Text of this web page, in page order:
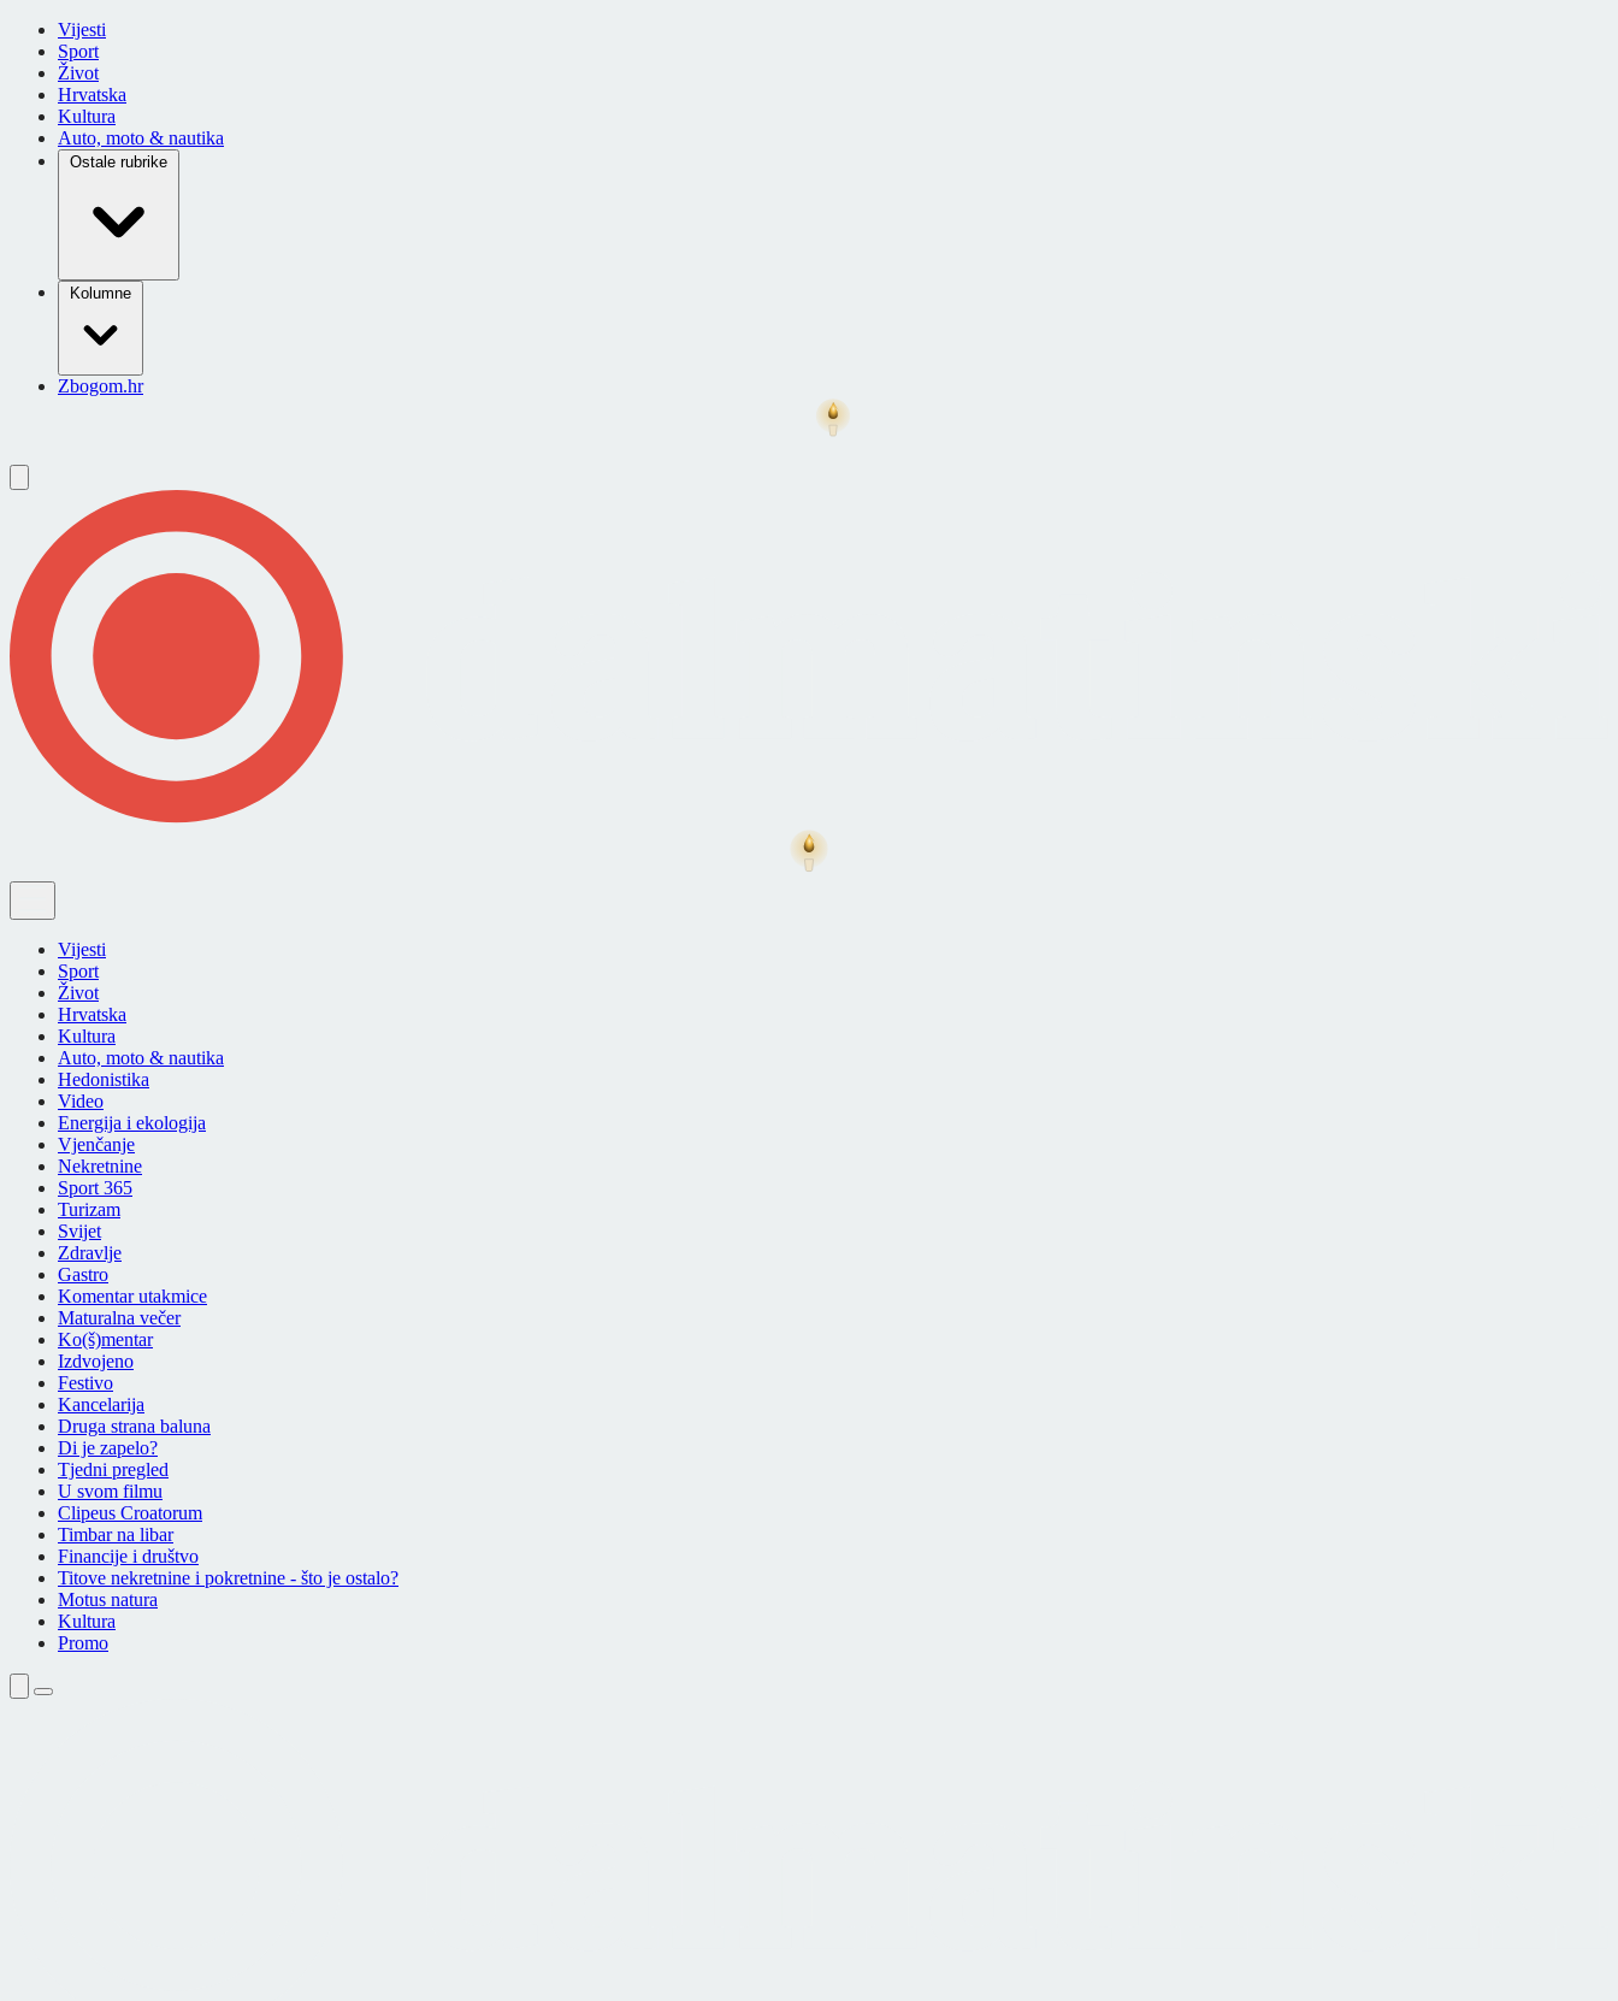
Vijesti
Sport
Život
Hrvatska
Kultura
Auto, moto & nautika
Ostale rubrike
Kolumne
Zbogom.hr
Vijesti
Sport
Život
Hrvatska
Kultura
Auto, moto & nautika
Hedonistika
Video
Energija i ekologija
Vjenčanje
Nekretnine
Sport 365
Turizam
Svijet
Zdravlje
Gastro
Komentar utakmice
Maturalna večer
Ko(š)mentar
Izdvojeno
Festivo
Kancelarija
Druga strana baluna
Di je zapelo?
Tjedni pregled
U svom filmu
Clipeus Croatorum
Timbar na libar
Financije i društvo
Titove nekretnine i pokretnine - što je ostalo?
Motus natura
Kultura
Promo